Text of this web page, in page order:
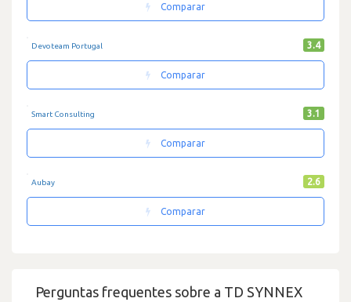
Perguntas frequentes sobre a TD SYNNEX
Comparar
Devoteam Portugal 3.4
Comparar
Smart Consulting 3.1
Comparar
Aubay 2.6
Comparar